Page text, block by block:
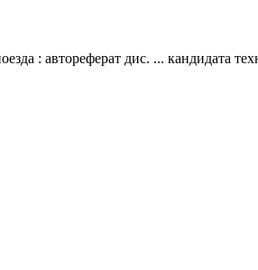
: автореферат дис. ... кандидата